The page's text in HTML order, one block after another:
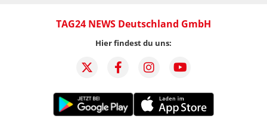
TAG24 NEWS Deutschland GmbH
Hier findest du uns: